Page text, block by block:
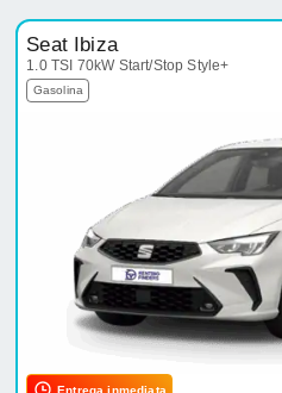
Seat Ibiza
1.0 TSI 70kW Start/Stop Style+
Gasolina
Entrega inmediata